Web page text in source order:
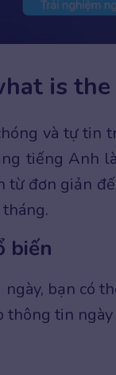
is
và tự tin
tiếng Anh
từ đơn giản
biến
bạn có
thông tin